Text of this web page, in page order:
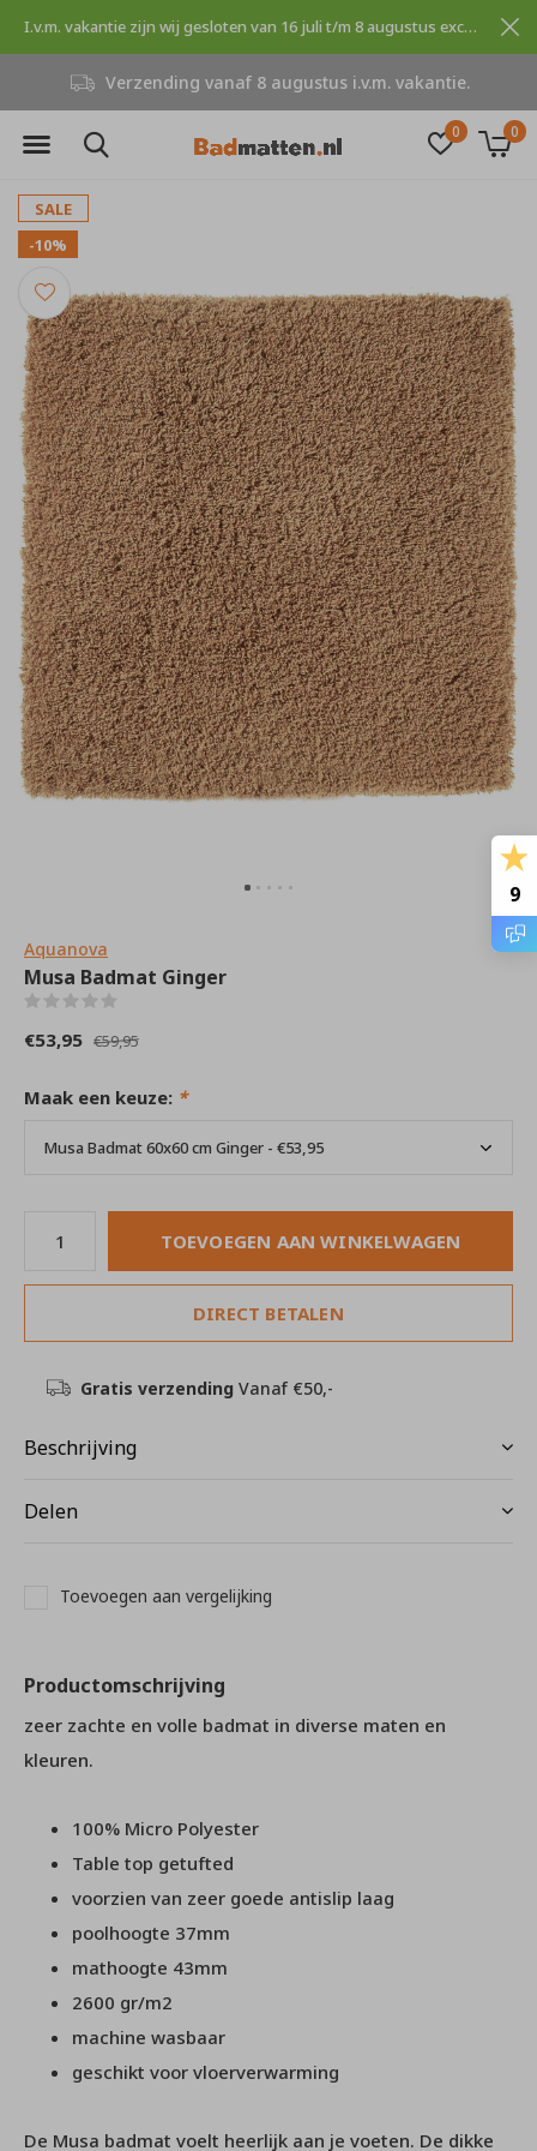
0 0
Niet goed, geld terug
I.v.m. vakantie zijn wij gesloten van 16 juli t/m 8 augustus excuses voor dit ongemak.
SALE
-10%
Aquanova
Musa Badmat Ginger
€53,95 €59,95
Maak een keuze: *
TOEVOEGEN AAN WINKELWAGEN
DIRECT BETALEN
Gratis verzending Vanaf €50,-
Beschrijving
Delen
Toevoegen aan vergelijking
Productomschrijving
zeer zachte en volle badmat in diverse maten en
kleuren.
100% Micro Polyester
Table top getufted
voorzien van zeer goede antislip laag
poolhoogte 37mm
mathoogte 43mm
2600 gr/m2
machine wasbaar
geschikt voor vloerverwarming
De Musa badmat voelt heerlijk aan je voeten. De dikke
9